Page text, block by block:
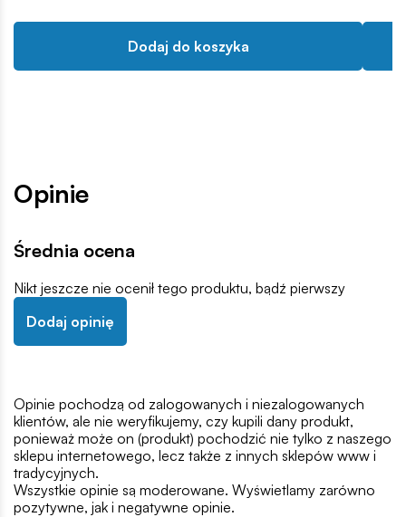
Dodaj do koszyka
Opinie
Średnia ocena
Nikt jeszcze nie ocenił tego produktu, bądź pierwszy
Dodaj opinię
Opinie pochodzą od zalogowanych i niezalogowanych
klientów, ale nie weryfikujemy, czy kupili dany produkt,
ponieważ może on (produkt) pochodzić nie tylko z naszego
sklepu internetowego, lecz także z innych sklepów www i
tradycyjnych.
Wszystkie opinie są moderowane. Wyświetlamy zarówno
pozytywne, jak i negatywne opinie.